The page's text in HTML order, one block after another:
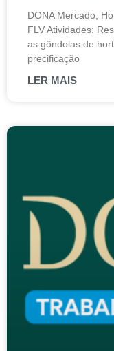
DONA Mercado,
FLV Atividades:
as gôndolas de
precificação
LER MAIS